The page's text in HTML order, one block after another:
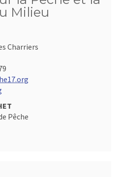
Milieu
Charriers
Pêche